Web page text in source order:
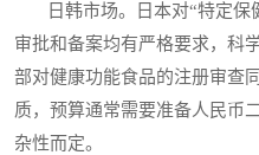
日韩市场。日本对“特定保
审批和备案均有严格要求，科
部对健康功能食品的注册审查
质，预算通常需要准备人民币
杂性而定。